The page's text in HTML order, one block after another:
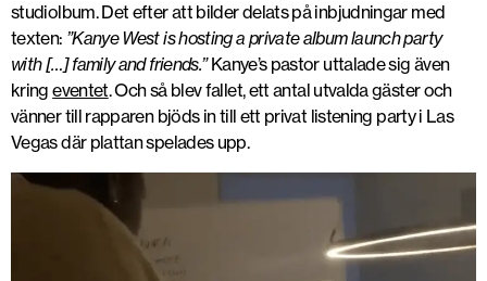
studiolbum. Det efter att bilder delats på inbjudningar med
texten: ”Kanye West is hosting a private album launch party
with […] family and friends.”Kanye’s pastor uttalade sig även
kringeventet. Och så blev fallet, ett antal utvalda gäster och
vänner till rapparen bjöds in till ett privat listening party i Las
Vegas där plattan spelades upp.